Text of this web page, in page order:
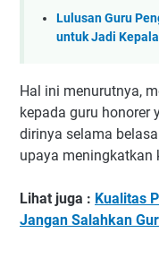
Lulusan Guru
untuk Jadi
Hal ini menurutnya,
kepada guru honorer
dirinya selama
upaya meningkatkan
Lihat juga : Kualitas
Jangan Salahkan